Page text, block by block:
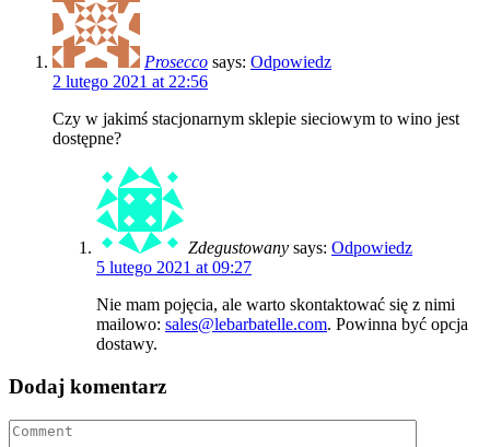
Prosecco says: Odpowiedz
2 lutego 2021 at 22:56
Czy w jakimś stacjonarnym sklepie sieciowym to wino jest
dostępne?
Zdegustowany says: Odpowiedz
5 lutego 2021 at 09:27
Nie mam pojęcia, ale warto skontaktować się z nimi
mailowo: sales@lebarbatelle.com. Powinna być opcja
dostawy.
Dodaj komentarz